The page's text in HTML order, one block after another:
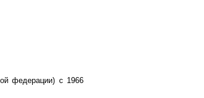
федерации) с 1966